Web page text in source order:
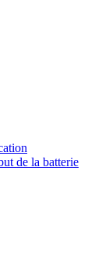
de la batterie